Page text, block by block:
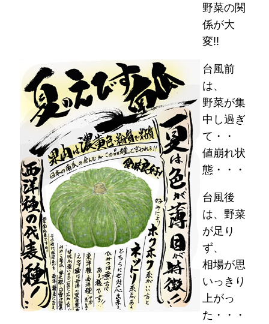
野菜の関
係が大
変!!
台風前
は、
野菜が集
中し過ぎ
て・・
値崩れ状
態・・・
台風後
は、野菜
が足り
ず、
相場が思
いっきり
上がっ
た・・・